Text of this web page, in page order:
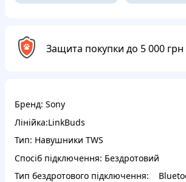
Защита покупки до 5 000 грн
Бренд: Sony
Лінійка:LinkBuds
Тип: Навушники TWS
Спосіб підключення: Бездротовий
Тип бездротового підключення: